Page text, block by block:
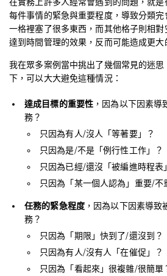
在實務上許多人經常會遇到的問題，就
每件事情的緊急與重要程度，導致分類
一格裡塞了很多東西，而其他格子則相
達到時間管理的效果，反而可能造成更大
我在眾多案例當中挑出了幾個常見的迷
下，可以大大避免這種情況：
達成目標的重要性 ，因為以下因素
務？
只因為有人/沒人「等著要」？
只因為是/不是「例行性工作」？
只因為已經/還沒「被編進時程表
只因為「某一個人認為」重要/不
任務的緊急程度，因為以下因素導致
務？
只因為「期限」快到了/還沒到？
只因為有人/沒有人「在催促」？
只因為「看起來」很複雜/很簡單